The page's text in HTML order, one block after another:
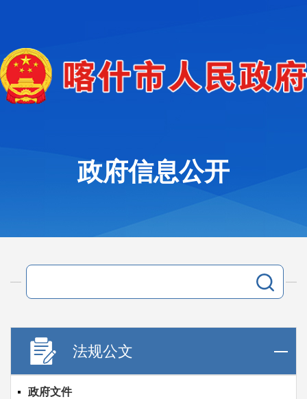
政府信息公开
法规公文
政府文件